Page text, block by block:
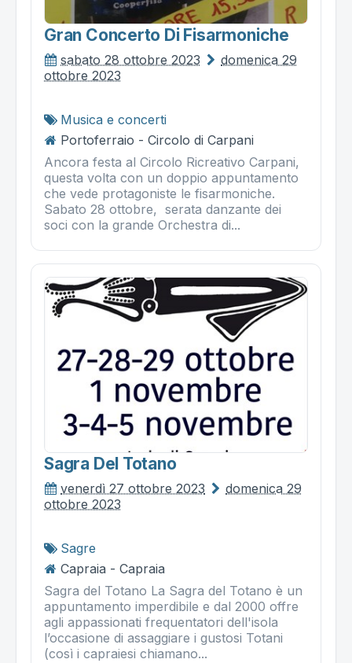
Gran Concerto Di Fisarmoniche
sabato 28 ottobre 2023
domenica 29
ottobre 2023
Musica e concerti
Portoferraio - Circolo di Carpani
Ancora festa al Circolo Ricreativo Carpani,
questa volta con un doppio appuntamento
che vede protagoniste le fisarmoniche.
Sabato 28 ottobre, serata danzante dei
soci con la grande Orchestra di...
Sagra Del Totano
venerdì 27 ottobre 2023
domenica 29
ottobre 2023
Sagre
Capraia - Capraia
Sagra del Totano La Sagra del Totano è un
appuntamento imperdibile e dal 2000 offre
agli appassionati frequentatori dell'isola
l’occasione di assaggiare i gustosi Totani
(così i capraiesi chiamano...